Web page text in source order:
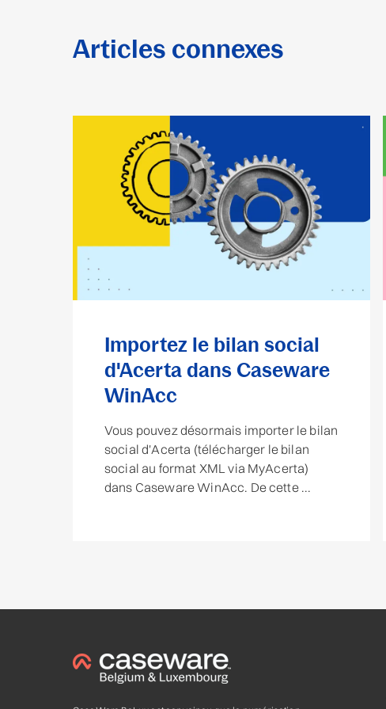
Articles connexes
Importez le bilan social
d'Acerta dans Caseware
WinAcc
Vous pouvez désormais importer le bilan
social d'Acerta (télécharger le bilan
social au format XML via MyAcerta)
dans Caseware WinAcc. De cette ...